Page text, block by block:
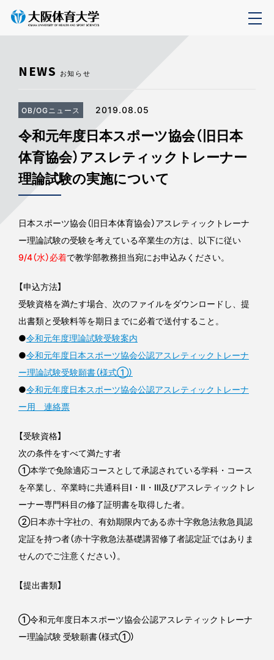
NEWS お知らせ
OB/OGニュース 2019.08.05
令和元年度日本スポーツ協会（旧日本
体育協会）アスレティックトレーナー
理論試験の実施について
日本スポーツ協会（旧日本体育協会）アスレティックトレーナ
ー理論試験の受験を考えている卒業生の方は、以下に従い
9/4（水）必着で教学部教務担当宛にお申込みください。
【申込方法】
受験資格を満たす場合、次のファイルをダウンロードし、提
出書類と受験料等を期日までに必着で送付すること。
●令和元年度理論試験受験案内
●令和元年度日本スポーツ協会公認アスレティックトレーナ
ー理論試験受験願書（様式①）
●令和元年度日本スポーツ協会公認アスレティックトレーナ
ー用 連絡票
【受験資格】
次の条件をすべて満たす者
①本学で免除適応コースとして承認されている学科・コース
を卒業し、卒業時に共通科目Ⅰ・Ⅱ・Ⅲ及びアスレティックトレ
ーナー専門科目の修了証明書を取得した者。
②日本赤十字社の、有効期限内である赤十字救急法救急員認
定証を持つ者（赤十字救急法基礎講習修了者認定証ではありま
せんのでご注意ください）。
【提出書類】
①令和元年度日本スポーツ協会公認アスレティックトレーナ
ー理論試験 受験願書（様式①）